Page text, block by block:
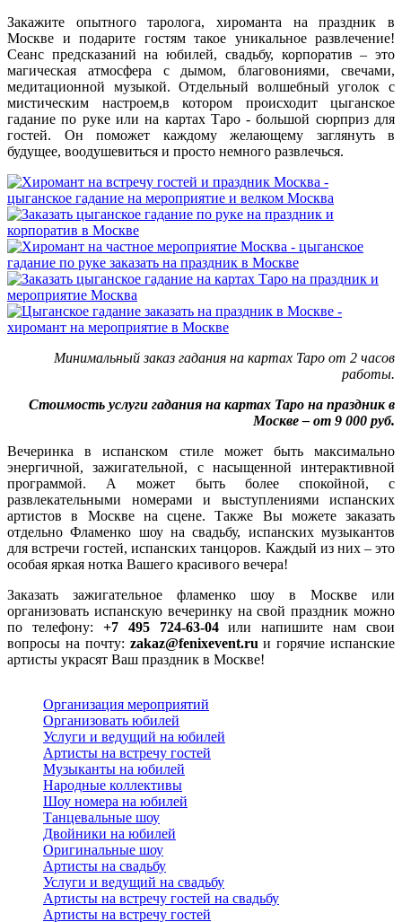
Закажите опытного таролога, хироманта на праздник в
Москве и подарите гостям такое уникальное развлечение!
Сеанс предсказаний на юбилей, свадьбу, корпоратив – это
магическая атмосфера с дымом, благовониями, свечами,
медитационной музыкой. Отдельный волшебный уголок с
мистическим настроем,в котором происходит цыганское
гадание по руке или на картах Таро - большой сюрприз для
гостей. Он поможет каждому желающему заглянуть в
будущее, воодушевиться и просто немного развлечься.
Минимальный заказ гадания на картах Таро от 2 часов
работы.
Стоимость услуги гадания на картах Таро на праздник в
Москве – от 9 000 руб.
Вечеринка в испанском стиле может быть максимально
энергичной, зажигательной, с насыщенной интерактивной
программой. А может быть более спокойной, с
развлекательными номерами и выступлениями испанских
артистов в Москве на сцене. Также Вы можете заказать
отдельно Фламенко шоу на свадьбу, испанских музыкантов
для встречи гостей, испанских танцоров. Каждый из них – это
особая яркая нотка Вашего красивого вечера!
Заказать зажигательное фламенко шоу в Москве или
организовать испанскую вечеринку на свой праздник можно
по телефону: +7 495 724-63-04или напишите нам свои
вопросы на почту: zakaz@fenixevent.ru и горячие испанские
артисты украсят Ваш праздник в Москве!
Организация мероприятий
Организовать юбилей
Услуги и ведущий на юбилей
Артисты на встречу гостей
Музыканты на юбилей
Народные коллективы
Шоу номера на юбилей
Танцевальные шоу
Двойники на юбилей
Оригинальные шоу
Артисты на свадьбу
Услуги и ведущий на свадьбу
Артисты на встречу гостей на свадьбу
Артисты на встречу гостей